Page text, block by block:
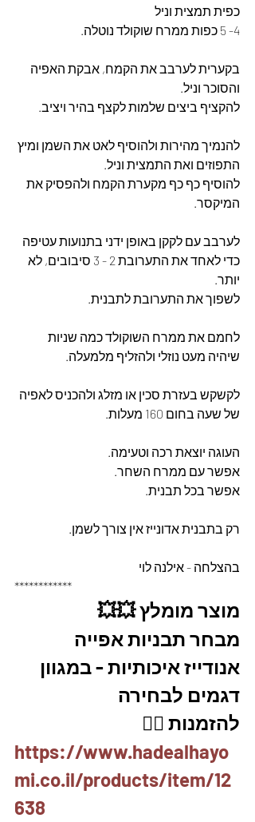
כפית תמצית וניל
4- 5 כפות ממרח שוקולד נוטלה.
בקערית לערבב את הקמח, אבקת האפיה
והסוכר וניל.
להקציף ביצים שלמות לקצף בהיר ויציב.
להנמיך מהירות ולהוסיף לאט את השמן ומיץ
התפוזים ואת התמצית וניל.
להוסיף כף כף מקערת הקמח ולהפסיק את
המיקסר.
לערבב עם לקקן באופן ידני בתנועות עטיפה
כדי לאחד את התערובת 2 - 3 סיבובים, לא
יותר.
לשפוך את התערובת לתבנית.
לחמם את ממרח השוקולד כמה שניות
שיהיה מעט נוזלי ולהזליף מלמעלה.
לקשקש בעזרת סכין או מזלג ולהכניס לאפיה
של שעה בחום 160 מעלות.
העוגה יוצאת רכה וטעימה.
אפשר עם ממרח השחר.
אפשר בכל תבנית.
רק בתבנית אדונייז אין צורך לשמן.
בהצלחה - אילנה לוי
************
מוצר מומלץ 💥💥
מבחר תבניות אפייה
אנודייז איכותיות - במגוון
דגמים לבחירה
להזמנות 👇🏼
https://www.hadealhayo
mi.co.il/products/item/12
638